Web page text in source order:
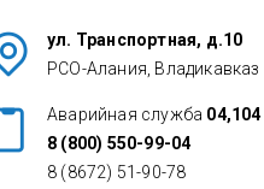
ул. Транспортная, д.10
РСО-Алания, Владикавказ
Аварийная служба 04,104
8 (800) 550-99-04
8 (8672) 51-90-78